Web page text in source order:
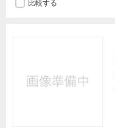
比較する